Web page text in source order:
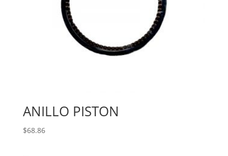
ANILLO PISTON
$68.86